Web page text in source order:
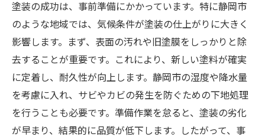
塗装の成功は、事前準備にかかっています。特に静岡市
のような地域では、気候条件が塗装の仕上がりに大きく
影響します。まず、表面の汚れや旧塗膜をしっかりと除
去することが重要です。これにより、新しい塗料が確実
に定着し、耐久性が向上します。静岡市の湿度や降水量
を考慮に入れ、サビやカビの発生を防ぐための下地処理
を行うことも必要です。準備作業を怠ると、塗装の劣化
が早まり、結果的に品質が低下します。したがって、事